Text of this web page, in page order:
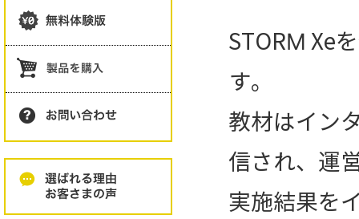
STORM Xe
す。
教材はイン
信され、運
実施結果を